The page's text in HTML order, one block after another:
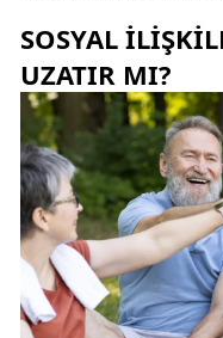
SOSYAL
UZATIR MI?